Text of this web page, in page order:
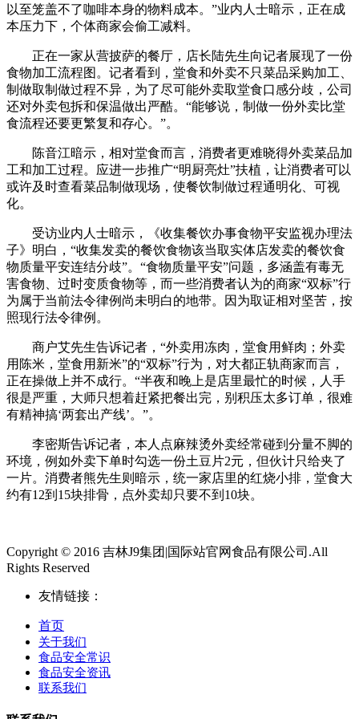
以至笼盖不了咖啡本身的物料成本。”业内人士暗示，正在成
本压力下，个体商家会偷工减料。
正在一家从营披萨的餐厅，店长陆先生向记者展现了一份
食物加工流程图。记者看到，堂食和外卖不只菜品采购加工、
制做取制做过程不异，为了尽可能外卖取堂食口感分歧，公司
还对外卖包拆和保温做出严酷。“能够说，制做一份外卖比堂
食流程还要更繁复和存心。”。
陈音江暗示，相对堂食而言，消费者更难晓得外卖菜品加
工和加工过程。应进一步推广“明厨亮灶”扶植，让消费者可以
或许及时查看菜品制做现场，使餐饮制做过程通明化、可视
化。
受访业内人士暗示，《收集餐饮办事食物平安监视办理法
子》明白，“收集发卖的餐饮食物该当取实体店发卖的餐饮食
物质量平安连结分歧”。“食物质量平安”问题，多涵盖有毒无
害食物、过时变质食物等，而一些消费者认为的商家“双标”行
为属于当前法令律例尚未明白的地带。因为取证相对坚苦，按
照现行法令律例。
商户艾先生告诉记者，“外卖用冻肉，堂食用鲜肉；外卖
用陈米，堂食用新米”的“双标”行为，对大都正轨商家而言，
正在操做上并不成行。“半夜和晚上是店里最忙的时候，人手
很是严重，大师只想着赶紧把餐出完，别积压太多订单，很难
有精神搞‘两套出产线’。”。
李密斯告诉记者，本人点麻辣烫外卖经常碰到分量不脚的
环境，例如外卖下单时勾选一份土豆片2元，但伙计只给夹了
一片。消费者熊先生则暗示，统一家店里的红烧小排，堂食大
约有12到15块排骨，点外卖却只要不到10块。
Copyright © 2016 吉林J9集团|国际站官网食品有限公司.All
Rights Reserved
友情链接：
首页
关于我们
食品安全常识
食品安全资讯
联系我们